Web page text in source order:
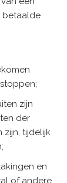
betaalde
zijn
der
tijdelijk
en
of andere